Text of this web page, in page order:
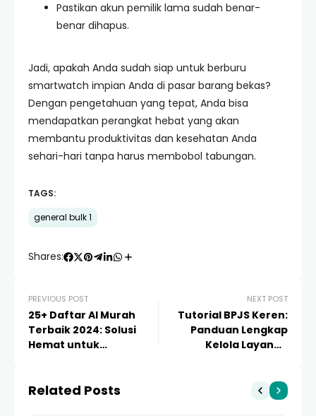
Pastikan akun pemilik lama sudah benar-
benar dihapus.
Jadi, apakah Anda sudah siap untuk berburu
smartwatch impian Anda di pasar barang bekas?
Dengan pengetahuan yang tepat, Anda bisa
mendapatkan perangkat hebat yang akan
membantu produktivitas dan kesehatan Anda
sehari-hari tanpa harus membobol tabungan.
TAGS:
general bulk 1
Shares:
PREVIOUS POST
25+ Daftar AI Murah
Terbaik 2024: Solusi
Hemat untuk
NEXT POST
Tutorial BPJS Keren:
Panduan Lengkap
Kelola Layanan
Related Posts